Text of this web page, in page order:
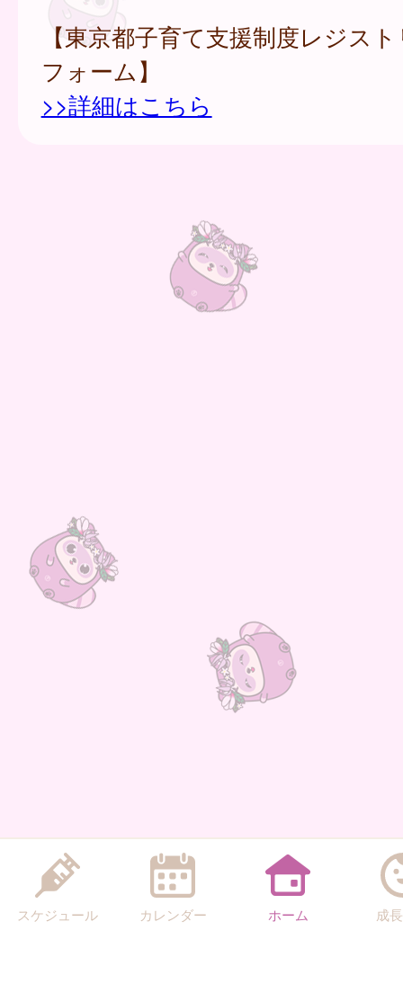
【東京都子育て支援制度レジス
フォーム】
>>詳細はこちら
スケジュール カレンダー ホーム 成